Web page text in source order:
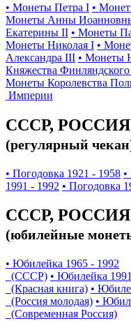
• Монеты Петра I •
Монеты Анны
Екатерины II • Монеты
Монеты Николая I •
Александра III • Монеты
Княжества
Монеты Королевства
Империи
СССР, РОССИЯ
(регулярный
• Погодовка 1921 - 1958
1991 - 1992 • Погодовка
СССР, РОССИЯ
(юбилейные
• Юбилейка 1965 - 1992
(СССР) • Юбилейка
(Красная книга) •
(Россия молодая) •
(Современная Россия)